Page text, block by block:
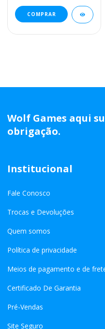
Telefone Móvel, Casual,
7,9";;VERDADEIRO;;"Coffee
COMPRAR
Wolf Games aqui
obrigação.
Institucional
Fale Conosco
Trocas e Devoluções
Quem somos
Política de privacidade
Meios de pagamento e de
Certificado De Garantia
Pré-Vendas
Site Seguro